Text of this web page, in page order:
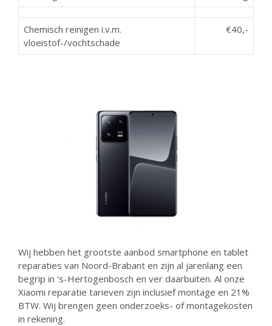
Chemisch reinigen i.v.m.
vloeistof-/vochtschade
€40,-
Wij hebben het grootste aanbod smartphone en tablet
reparaties van Noord-Brabant en zijn al jarenlang een
begrip in ‘s-Hertogenbosch en ver daarbuiten. Al onze
Xiaomi reparatie tarieven zijn inclusief montage en 21%
BTW. Wij brengen geen onderzoeks- of montagekosten
in rekening.